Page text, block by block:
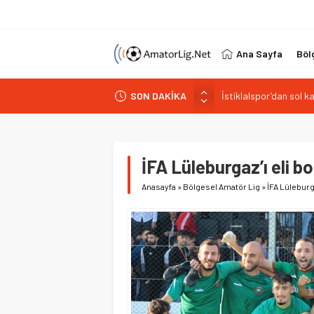
Ana Sayfa
SON DAKİKA
Paşabahçespor’da
İstanbul Gençlerbirliği
Kuzeyin Kaplanları
İstiklalspor’dan sol
İFA Lüleburgaz’ı eli
Anasayfa » Bölgesel Amatör Lig » İFA